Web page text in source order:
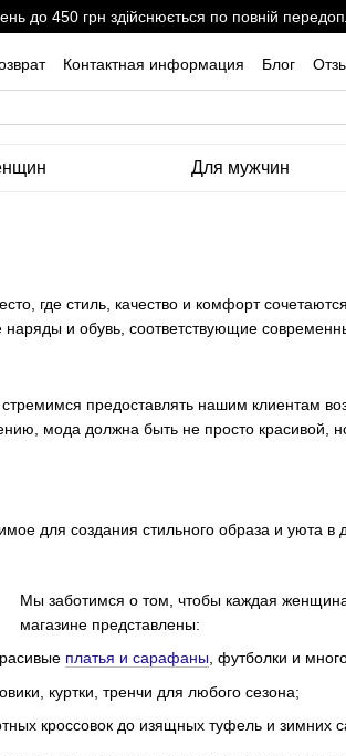
до 450 грн здійснюється по повній
Контактная информация Блог
Для мужчин
где стиль, качество и комфорт
и обувь, соответствующие
предоставлять нашим клиентам
мода должна быть не просто красивой,
для создания стильного образа и уюта
Мы заботимся о том, чтобы каждая
магазине представлены:
платья и сарафаны, футболки и
куртки, тренчи для любого сезона;
кроссовок до изящных туфель и зимних